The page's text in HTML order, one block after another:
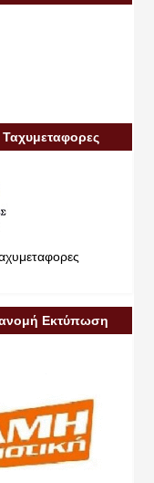
Εκτύπωση